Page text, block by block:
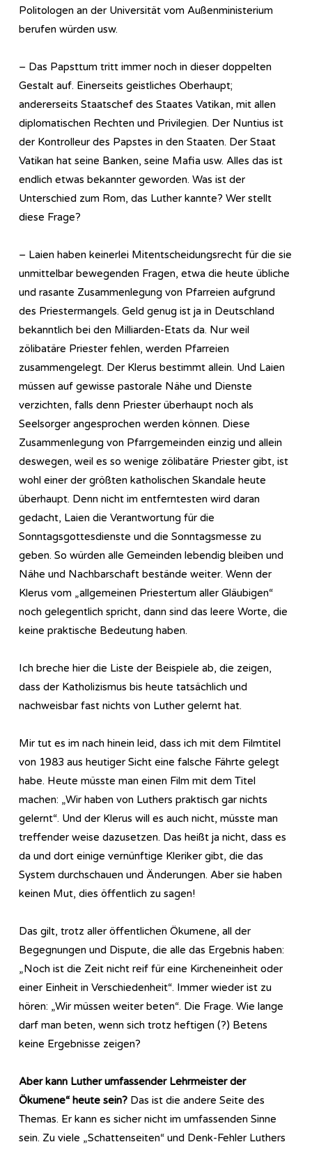
Politologen an der Universität vom Außenministerium
berufen würden usw.
– Das Papsttum tritt immer noch in dieser doppelten
Gestalt auf. Einerseits geistliches Oberhaupt;
andererseits Staatschef des Staates Vatikan, mit allen
diplomatischen Rechten und Privilegien. Der Nuntius ist
der Kontrolleur des Papstes in den Staaten. Der Staat
Vatikan hat seine Banken, seine Mafia usw. Alles das ist
endlich etwas bekannter geworden. Was ist der
Unterschied zum Rom, das Luther kannte? Wer stellt
diese Frage?
– Laien haben keinerlei Mitentscheidungsrecht für die sie
unmittelbar bewegenden Fragen, etwa die heute übliche
und rasante Zusammenlegung von Pfarreien aufgrund
des Priestermangels. Geld genug ist ja in Deutschland
bekanntlich bei den Milliarden-Etats da. Nur weil
zölibatäre Priester fehlen, werden Pfarreien
zusammengelegt. Der Klerus bestimmt allein. Und Laien
müssen auf gewisse pastorale Nähe und Dienste
verzichten, falls denn Priester überhaupt noch als
Seelsorger angesprochen werden können. Diese
Zusammenlegung von Pfarrgemeinden einzig und allein
deswegen, weil es so wenige zölibatäre Priester gibt, ist
wohl einer der größten katholischen Skandale heute
überhaupt. Denn nicht im entferntesten wird daran
gedacht, Laien die Verantwortung für die
Sonntagsgottesdienste und die Sonntagsmesse zu
geben. So würden alle Gemeinden lebendig bleiben und
Nähe und Nachbarschaft bestände weiter. Wenn der
Klerus vom „allgemeinen Priestertum aller Gläubigen“
noch gelegentlich spricht, dann sind das leere Worte, die
keine praktische Bedeutung haben.
Ich breche hier die Liste der Beispiele ab, die zeigen,
dass der Katholizismus bis heute tatsächlich und
nachweisbar fast nichts von Luther gelernt hat.
Mir tut es im nach hinein leid, dass ich mit dem Filmtitel
von 1983 aus heutiger Sicht eine falsche Fährte gelegt
habe. Heute müsste man einen Film mit dem Titel
machen: „Wir haben von Luthers praktisch gar nichts
gelernt“. Und der Klerus will es auch nicht, müsste man
treffender weise dazusetzen. Das heißt ja nicht, dass es
da und dort einige vernünftige Kleriker gibt, die das
System durchschauen und Änderungen. Aber sie haben
keinen Mut, dies öffentlich zu sagen!
Das gilt, trotz aller öffentlichen Ökumene, all der
Begegnungen und Dispute, die alle das Ergebnis haben:
„Noch ist die Zeit nicht reif für eine Kircheneinheit oder
einer Einheit in Verschiedenheit“. Immer wieder ist zu
hören: „Wir müssen weiter beten“. Die Frage. Wie lange
darf man beten, wenn sich trotz heftigen (?) Betens
keine Ergebnisse zeigen?
Aber kann Luther umfassender Lehrmeister der
Ökumene“ heute sein? Das ist die andere Seite des
Themas. Er kann es sicher nicht im umfassenden Sinne
sein. Zu viele „Schattenseiten“ und Denk-Fehler Luthers